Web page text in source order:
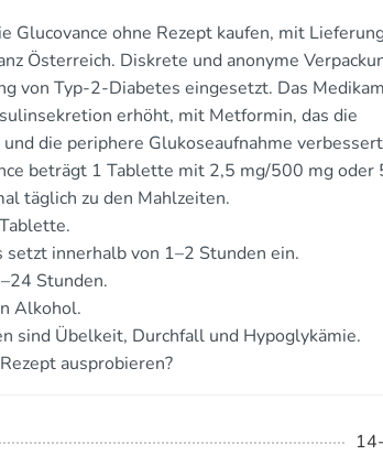
Glucovance ohne Rezept kaufen, mit
Österreich. Diskrete und anonyme
von Typ-2-Diabetes eingesetzt. Das
erhöht, mit Metformin, das die
die periphere Glukoseaufnahme
beträgt 1 Tablette mit 2,5 mg/500 mg oder
täglich zu den Mahlzeiten.
innerhalb von 1–2 Stunden ein.
Stunden.
Alkohol.
sind Übelkeit, Durchfall und Hypoglykämie.
ausprobieren?